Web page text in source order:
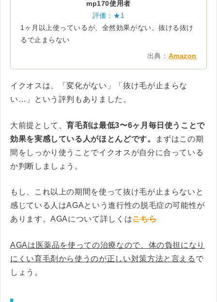
mp170使用者
評価：★1
1ヶ月以上使っているが、全然効果がない。抜ける抜け
るで止まらない
出典： Amazon
イクオスは、「変化がない」「抜け毛が止まらな
い…」という評判もありました。
大前提として、育毛剤は最低3〜6ヶ月毎日使うことで
効果を実感している人がほとんどです。
まずはこの期
間をしっかり使うことでイクオスが自分に合っている
か判断しましょう。
もし、これ以上の期間を使って抜け毛が止まらないと
感じている人はAGAという進行性の脱毛症の可能性が
あります。AGAについて詳しくはこちら
AGAは医薬品を使っての治療なので、体の負担になり
にくい育毛剤から使うのが正しい対策方法と言える で
しょう。